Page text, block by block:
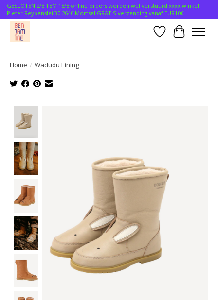
GESLOTEN 2/8 TEM 18/8 online orders worden wel verstuurd xxxx winkel :
Pieter Reypenslei 30 2640 Mortsel GRATIS verzending vanaf EUR100
Verlanglijst
Home / Wadudu Lining